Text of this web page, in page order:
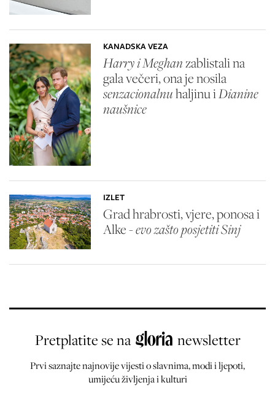
KANADSKA VEZA
Harry i Meghanzablistali na
gala večeri, ona je nosila
senzacionalnuhaljinu iDianine
naušnice
IZLET
Grad hrabrosti, vjere, ponosa i
Alke -evo zašto posjetiti Sinj
Pretplatite se na newsletter
Prvi saznajte najnovije vijesti o slavnima, modi i ljepoti,
umijeću življenja i kulturi